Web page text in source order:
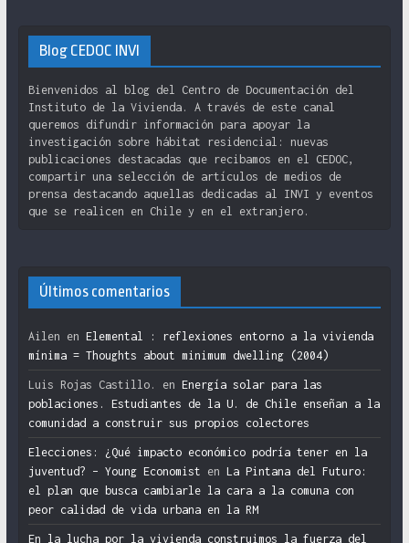
Blog CEDOC INVI
Bienvenidos al blog del Centro de Documentación del
Instituto de la Vivienda. A través de este canal
queremos difundir información para apoyar la
investigación sobre hábitat residencial: nuevas
publicaciones destacadas que recibamos en el CEDOC,
compartir una selección de artículos de medios de
prensa destacando aquellas dedicadas al INVI y eventos
que se realicen en Chile y en el extranjero.
Últimos comentarios
Ailen en Elemental : reflexiones entorno a la vivienda
mínima = Thoughts about minimum dwelling (2004)
Luis Rojas Castillo. en Energía solar para las
poblaciones. Estudiantes de la U. de Chile enseñan a la
comunidad a construir sus propios colectores
Elecciones: ¿Qué impacto económico podría tener en la
juventud? – Young Economist en La Pintana del Futuro:
el plan que busca cambiarle la cara a la comuna con
peor calidad de vida urbana en la RM
En la lucha por la vivienda construimos la fuerza del